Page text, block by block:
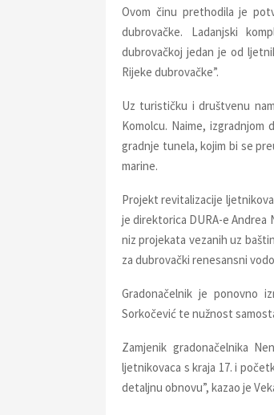
Ovom činu prethodila je
dubrovačke. Ladanjski
dubrovačkoj jedan je od
Rijeke dubrovačke”.
Uz turističku i društvenu
Komolcu. Naime,
gradnje tunela, kojim bi se
marine.
Projekt revitalizacije
je direktorica DURA-e Andrea
niz projekata vezanih uz
za dubrovački renesansni
Gradonačelnik je ponovno
Sorkočević te nužnost
Zamjenik gradonačelnika
ljetnikovaca s kraja 17. i
detaljnu obnovu”, kazao je